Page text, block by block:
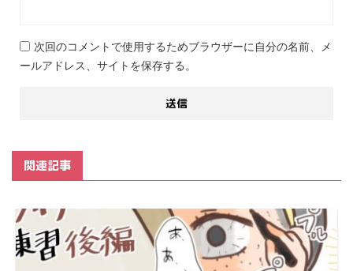
次回のコメントで使用するためブラウザーに自分の名前、メ
ールアドレス、サイトを保存する。
関連記事